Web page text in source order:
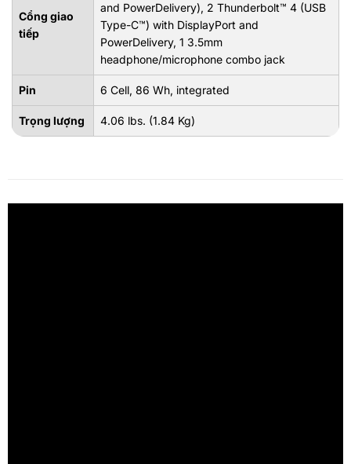
Cổng giao
tiếp
and PowerDelivery), 2 Thunderbolt™ 4 (USB
Type-C™) with DisplayPort and
PowerDelivery, 1 3.5mm
headphone/microphone combo jack
Pin 6 Cell, 86 Wh, integrated
Trọng lượng 4.06 lbs. (1.84 Kg)